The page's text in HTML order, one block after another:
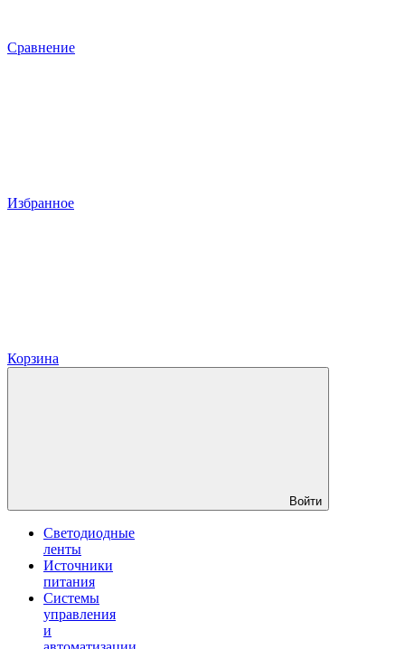
Сравнение
Избранное
Корзина
Войти
Светодиодные
ленты
Источники
питания
Системы
управления
и